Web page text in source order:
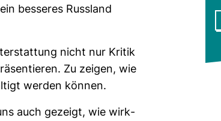
bes­seres Russ­land
nicht nur Kritik
Zu zeigen, wie
werden können.
auch gezeigt, wie wirk­